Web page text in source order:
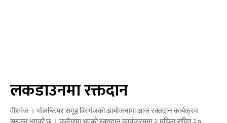
लकडाउनमा रक्तदान
वीरगंज । भोलन्टियर समूह बिरगंजको आयोजनामा आज रक्तदान कार्यक्रम